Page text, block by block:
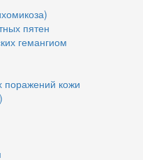
пятен
гемангиом
кожи